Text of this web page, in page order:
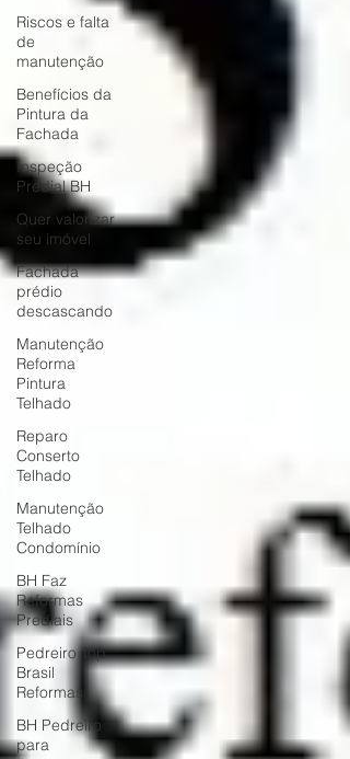
Riscos e falta
de
manutenção
Benefícios da
Pintura da
Fachada
Inspeção
Predial BH
Quer valorizar
seu imóvel
Fachada
prédio
descascando
Manutenção
Reforma
Pintura
Telhado
Reparo
Conserto
Telhado
Manutenção
Telhado
Condomínio
BH Faz
Reformas
Prediais
Pedreiro Top
Brasil
Reformas
BH Pedreiro
para